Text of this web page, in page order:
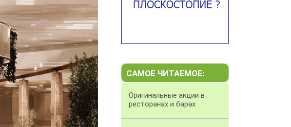
САМОЕ ЧИТАЕМОЕ:
Оригинальные акции в
ресторанах и барах